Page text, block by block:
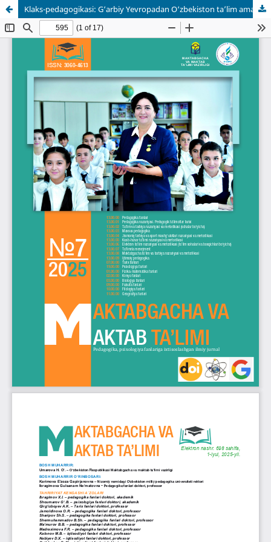
Klaks-pedagogikasi: G‘arbiy Yevropadan O‘zbekiston ta’lim amaliyotiga integratsiya imkoniyatlari